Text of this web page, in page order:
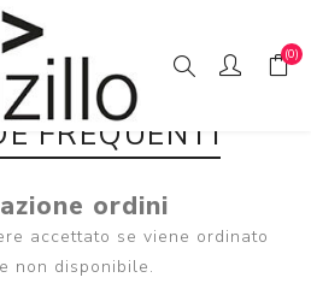
(0)
FREQUENTI
ordini
accettato se viene ordinato
non disponibile.